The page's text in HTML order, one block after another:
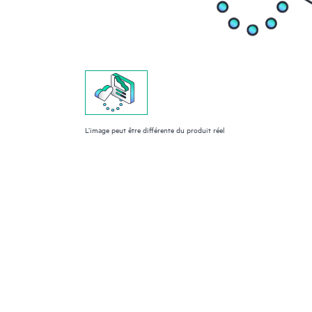
L’image peut être différente du produit réel